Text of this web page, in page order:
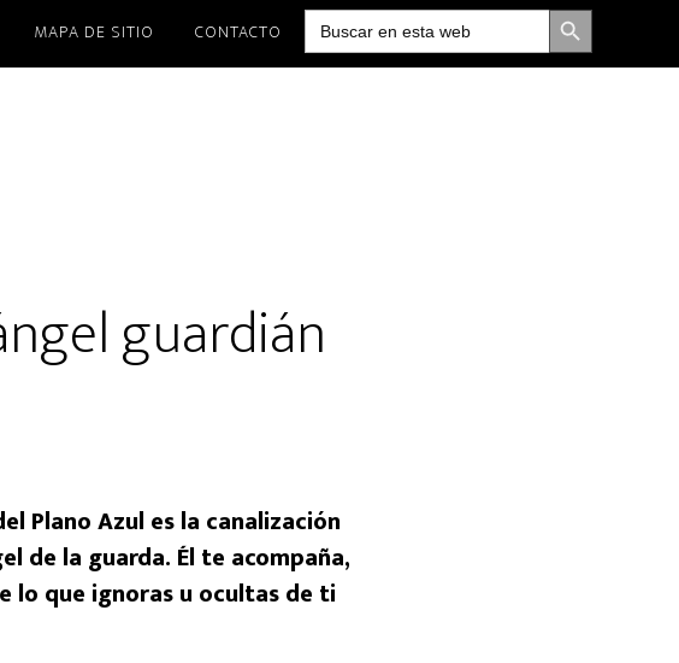
MAPA DE SITIO CONTACTO Buscar: BOTÓN DE BÚSQUEDA
guardián
Plano Azul es la canalización
de la guarda. Él te acompaña,
lo que ignoras u ocultas de ti